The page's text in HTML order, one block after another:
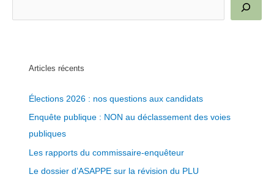
e
Articles récents
Élections 2026 : nos questions aux candidats
Enquête publique : NON au déclassement des voies
publiques
Les rapports du commissaire-enquêteur
Le dossier d’ASAPPE sur la révision du PLU